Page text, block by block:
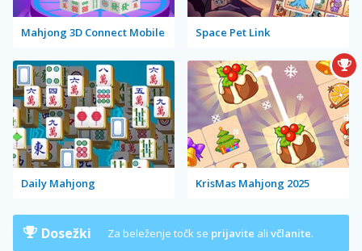
Mahjong 3D Connect Mobile Space Pet Link
Daily Mahjong KrisMas Mahjong 2025
Dosežki Za beleženje točk se prijavite ali včlanite.